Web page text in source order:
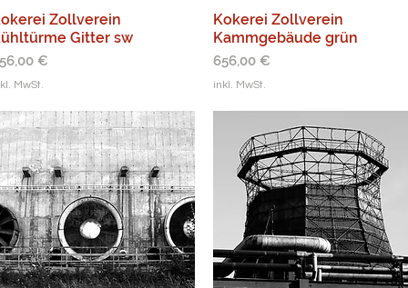
Zollverein
Gitter sw
€
MwSt.
Kokerei Zollverein
Kammgebäude grün
Preis
656,00 €
inkl. MwSt.